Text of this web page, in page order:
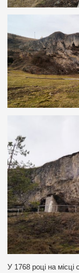
У 1768 році на місці